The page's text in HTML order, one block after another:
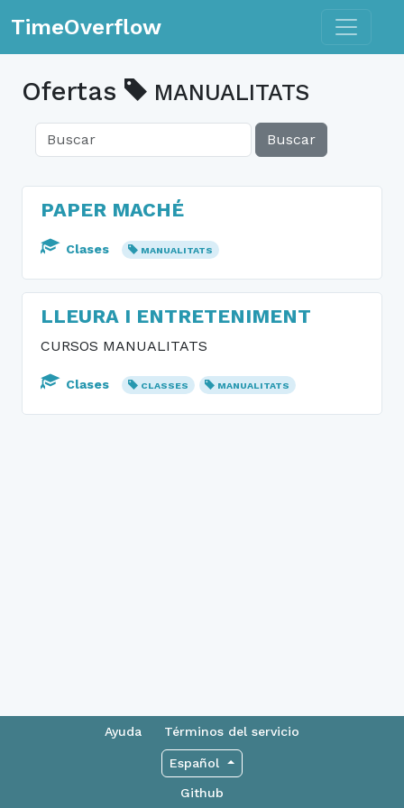
TimeOverflow Toggle
Ofertas MANUALITATS
Buscar
PAPER MACHÉ
Clases MANUALITATS
LLEURA I ENTRETENIMENT
CURSOS MANUALITATS
Clases CLASSES MANUALITATS
Ayuda Términos del servicio
Español
Github